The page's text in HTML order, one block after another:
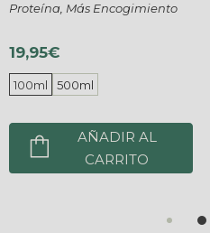
Proteína, Más Encogimiento
19,95€
100ml 500ml
AÑADIR AL
CARRITO